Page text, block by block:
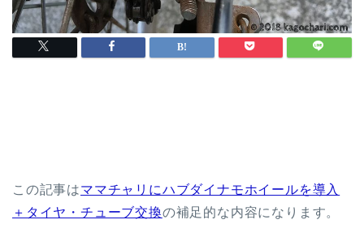
この記事はママチャリにハブダイナモホイールを導入
＋タイヤ・チューブ交換の補足的な内容になります。